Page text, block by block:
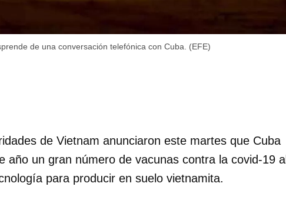
de una conversación telefónica con Cuba. (EFE)
de Vietnam anunciaron este martes que Cuba
año un gran número de vacunas contra la covid-19 al
para producir en suelo vietnamita.